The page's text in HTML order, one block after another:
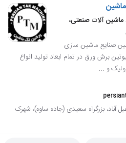
ماشین آلات صنعتی،
صنایع ماشین سازی
برش ورق در تمام ابعاد تولید انواع
و ...
محله اسماعیل آباد، بزرگراه سعیدی (جاده ساوه)، شهرک